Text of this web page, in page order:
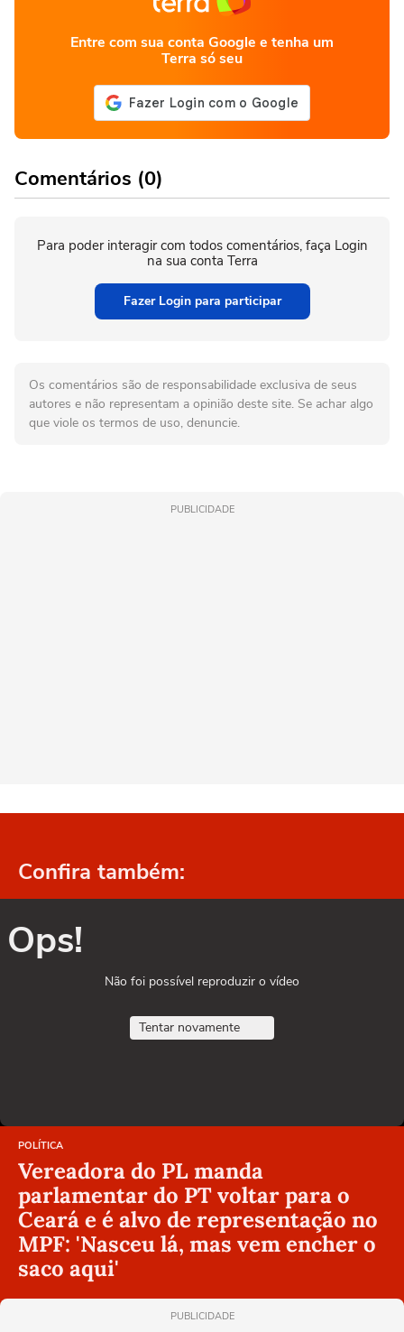
Entre com sua conta Google e tenha um
Terra só seu
Comentários (0)
Para poder interagir com todos comentários, faça Login
na sua conta Terra
Fazer Login para participar
Os comentários são de responsabilidade exclusiva de seus
autores e não representam a opinião deste site. Se achar algo
que viole os termos de uso, denuncie.
PUBLICIDADE
Confira também:
Ops!
Não foi possível reproduzir o vídeo
Tentar novamente
POLÍTICA
Vereadora do PL manda
parlamentar do PT voltar para o
Ceará e é alvo de representação no
MPF: 'Nasceu lá, mas vem encher o
saco aqui'
PUBLICIDADE